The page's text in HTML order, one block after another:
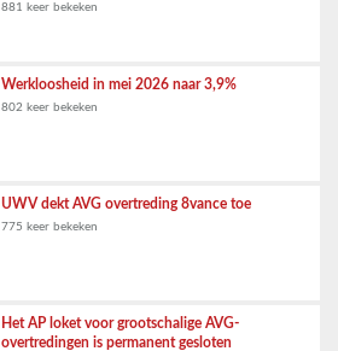
881 keer bekeken
Werkloosheid in mei 2026 naar 3,9%
802 keer bekeken
UWV dekt AVG overtreding 8vance toe
775 keer bekeken
Het AP loket voor grootschalige AVG-
overtredingen is permanent gesloten